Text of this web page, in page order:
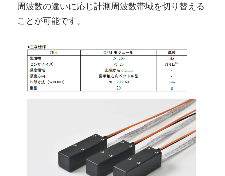
周波数の違いに応じ計測周波数帯域を切り替える
ことが可能です。